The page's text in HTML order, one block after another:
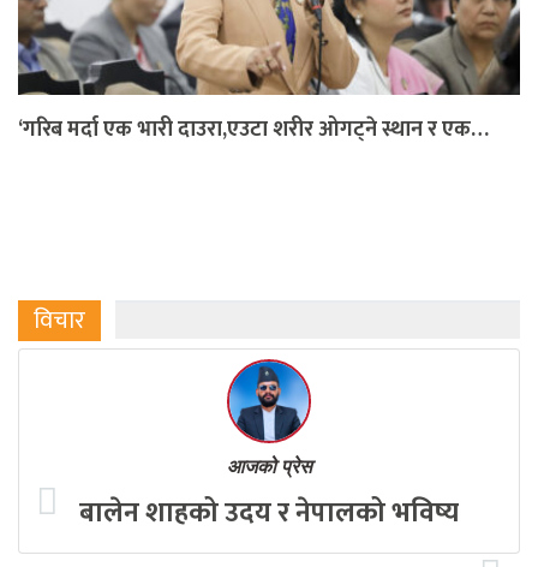
‘गरिब मर्दा एक भारी दाउरा,एउटा शरीर ओगट्ने स्थान र एक…
विचार
आजको प्रेस
बालेन शाहको उदय र नेपालको भविष्य